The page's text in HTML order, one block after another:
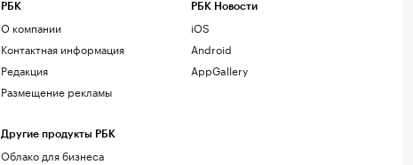
РБК
О компании
Контактная информация
Редакция
Размещение рекламы
Другие продукты РБК
Облако для бизнеса
РБК Новости
iOS
Android
AppGallery